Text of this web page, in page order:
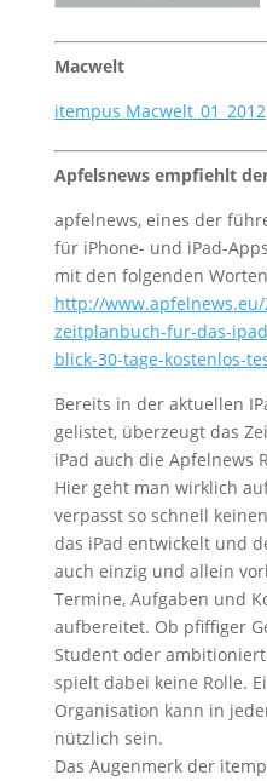
Macwelt
itempus Macwelt_01_2012
Apfelsnews empfiehlt
apfelnews, eines der
für iPhone- und iPad-
mit den folgenden
http://
zeitplanbuch-fur-das-
blick-30-tage-kostenlos-
Bereits in der aktuellen
gelistet, überzeugt das
iPad auch die Apfelnews
Hier geht man wirklich
verpasst so schnell
das iPad entwickelt und
auch einzig und allein
Termine, Aufgaben und
aufbereitet. Ob pfiffiger
Student oder
spielt dabei keine Rolle.
Organisation kann in
nützlich sein.
Das Augenmerk der